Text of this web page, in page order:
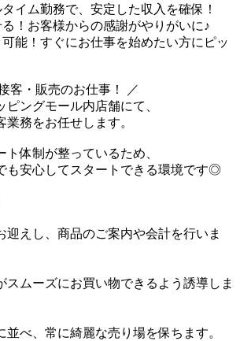
イム勤務で、安定した収入を確保！
！お客様からの感謝がやりがいに♪
能！すぐにお仕事を始めたい方にピッ
客・販売のお仕事！ ／
ングモール内店舗にて、
務をお任せします。
ト体制が整っているため、
も安心してスタートできる環境です◎
えし、商品のご案内や会計を行いま
ムーズにお買い物できるよう誘導しま
べ、常に綺麗な売り場を保ちます。